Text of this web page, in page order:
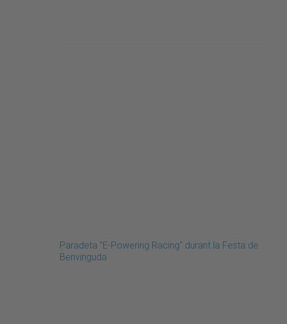
Paradeta "E-Powering Racing" durant la Festa de
Benvinguda